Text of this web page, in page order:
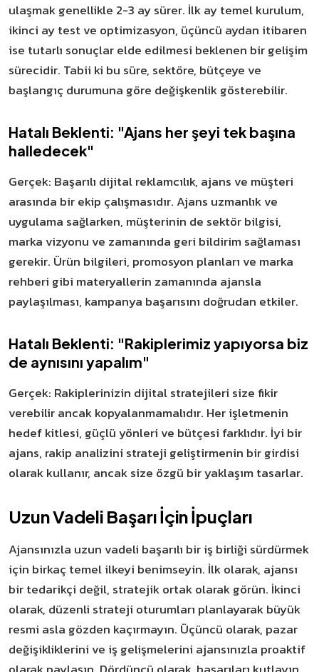
ulaşmak genellikle 2-3 ay sürer. İlk ay temel kurulum,
ikinci ay test ve optimizasyon, üçüncü aydan itibaren
ise tutarlı sonuçlar elde edilmesi beklenen bir gelişim
sürecidir. Tabii ki bu süre, sektöre, bütçeye ve
başlangıç durumuna göre değişkenlik gösterebilir.
Hatalı Beklenti: "Ajans her şeyi tek başına
halledecek"
Gerçek: Başarılı dijital reklamcılık, ajans ve müşteri
arasında bir ekip çalışmasıdır. Ajans uzmanlık ve
uygulama sağlarken, müşterinin de sektör bilgisi,
marka vizyonu ve zamanında geri bildirim sağlaması
gerekir. Ürün bilgileri, promosyon planları ve marka
rehberi gibi materyallerin zamanında ajansla
paylaşılması, kampanya başarısını doğrudan etkiler.
Hatalı Beklenti: "Rakiplerimiz yapıyorsa biz
de aynısını yapalım"
Gerçek: Rakiplerinizin dijital stratejileri size fikir
verebilir ancak kopyalanmamalıdır. Her işletmenin
hedef kitlesi, güçlü yönleri ve bütçesi farklıdır. İyi bir
ajans, rakip analizini strateji geliştirmenin bir girdisi
olarak kullanır, ancak size özgü bir yaklaşım tasarlar.
Uzun Vadeli Başarı İçin İpuçları
Ajansınızla uzun vadeli başarılı bir iş birliği sürdürmek
için birkaç temel ilkeyi benimseyin. İlk olarak, ajansı
bir tedarikçi değil, stratejik ortak olarak görün. İkinci
olarak, düzenli strateji oturumları planlayarak büyük
resmi asla gözden kaçırmayın. Üçüncü olarak, pazar
değişikliklerini ve iş gelişmelerini ajansınızla proaktif